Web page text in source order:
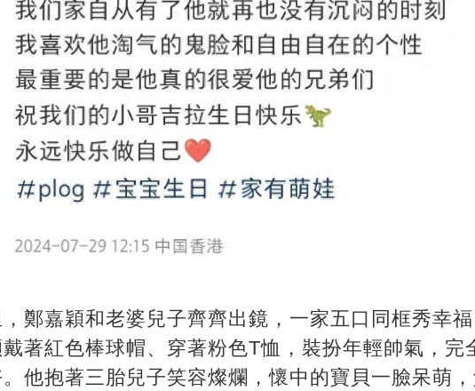
鄭嘉穎和老婆兒子齊齊出鏡，一家五口同框秀幸
著紅色棒球帽、穿著粉色T恤，裝扮年輕帥氣，完
他抱著三胎兒子笑容燦爛，懷中的寶貝一臉呆萌